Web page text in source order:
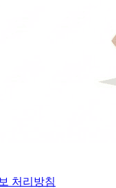
처리방침